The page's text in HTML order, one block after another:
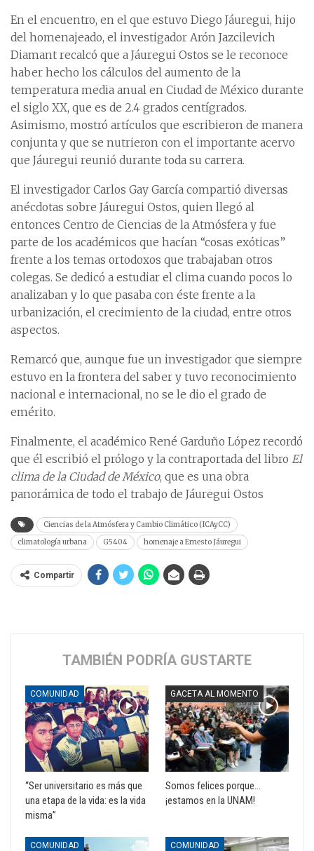
En el encuentro, en el que estuvo Diego Jáuregui, hijo
del homenajeado, el investigador Arón Jazcilevich
Diamant recalcó que a Jáuregui Ostos se le reconoce
haber hecho los cálculos del aumento de la
temperatura media anual en Ciudad de México durante
el siglo XX, que es de 2.4 grados centígrados.
Asimismo, mostró artículos que escribieron de manera
conjunta y que se nutrieron con el importante acervo
que Jáuregui reunió durante toda su carrera.
El investigador Carlos Gay García compartió diversas
anécdotas sobre Jáuregui Ostos, quien llegó al
entonces Centro de Ciencias de la Atmósfera y fue
parte de los académicos que hacían “cosas exóticas”
frente a los temas ortodoxos que trabajaban otros
colegas. Se dedicó a estudiar el clima cuando pocos lo
analizaban y lo que pasaba con éste frente a la
urbanización, el crecimiento de la ciudad, entre otros
aspectos.
Remarcó que, aunque fue un investigador que siempre
estuvo en la frontera del saber y tuvo reconocimiento
nacional e internacional, no se le dio el grado de
emérito.
Finalmente, el académico René Garduño López recordó
que él escribió el prólogo y la contraportada del libro El
clima de la Ciudad de México, que es una obra
panorámica de todo el trabajo de Jáuregui Ostos
Ciencias de la Atmósfera y Cambio Climático (ICAyCC)
climatología urbana
G5404 homenaje a Ernesto Jáuregui
Compartir
TAMBIÉN PODRÍA GUSTARTE
COMUNIDAD
“Ser universitario es más que
una etapa de la vida: es la vida
misma”
GACETA AL MOMENTO
Somos felices porque…
¡estamos en la UNAM!
COMUNIDAD COMUNIDAD